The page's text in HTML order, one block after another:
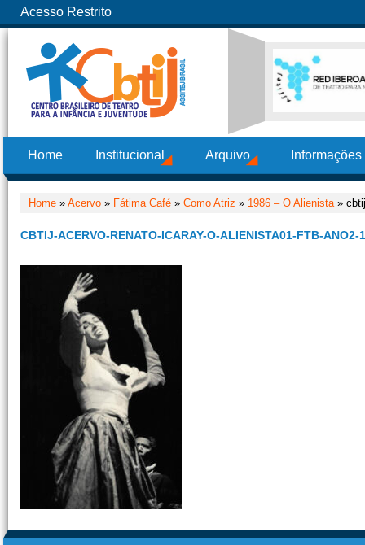
Acesso Restrito
Home Institucional Arquivo
Home » Acervo » Fátima Café » Como Atriz » 1986 – O Alienista»
CBTIJ-ACERVO-RENATO-ICARAY-O-ALIENISTA01-FTB-ANO2-